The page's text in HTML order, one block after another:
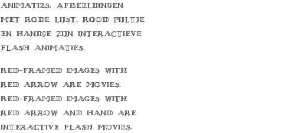
animaties. Afbeeldingen
met rode lijst, rood pijltje
en handje zijn interactieve
flash animaties.
Red-framed images with
red arrow are movies.
Red-framed images with
red arrow and hand are
interactive flash movies.